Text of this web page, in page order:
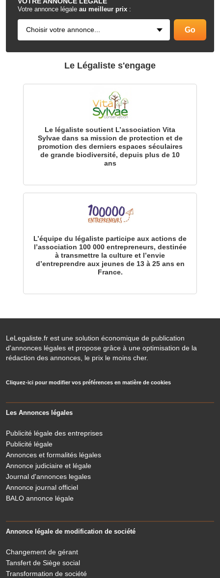
Votre annonce légale au meilleur prix :
Le Légaliste s'engage
Le légaliste soutient L’association Vita
Sylvae dans sa mission de protection et de
promotion des derniers espaces séculaires
de grande biodiversité, depuis plus de 10
ans
L’équipe du légaliste participe aux actions de
l’association 100 000 entrepreneurs, destinée
à transmettre la culture et l’envie
d’entreprendre aux jeunes de 13 à 25 ans en
France.
LeLegaliste.fr est une solution économique de publication
d'annonces légales et propose grâce à une optimisation de la
rédaction des annonces, le prix le moins cher.
Cliquez-ici pour modifier vos préférences en matière de cookies
Les Annonces légales
Publicité légale des entreprises
Publicité légale
Annonces et formalités légales
Annonce judiciaire et légale
Journal d'annonces legales
Annonce journal officiel
BALO annonce légale
Annonce légale de modification de société
Changement de gérant
Tansfert de Siège social
Transformation de société